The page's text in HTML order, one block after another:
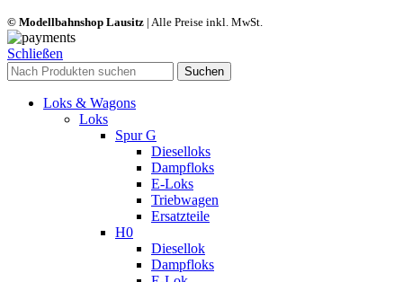
© Modellbahnshop Lausitz | Alle Preise inkl. MwSt.
Schließen
Suchen
Loks & Wagons
Loks
Spur G
Dieselloks
Dampfloks
E-Loks
Triebwagen
Ersatzteile
H0
Diesellok
Dampfloks